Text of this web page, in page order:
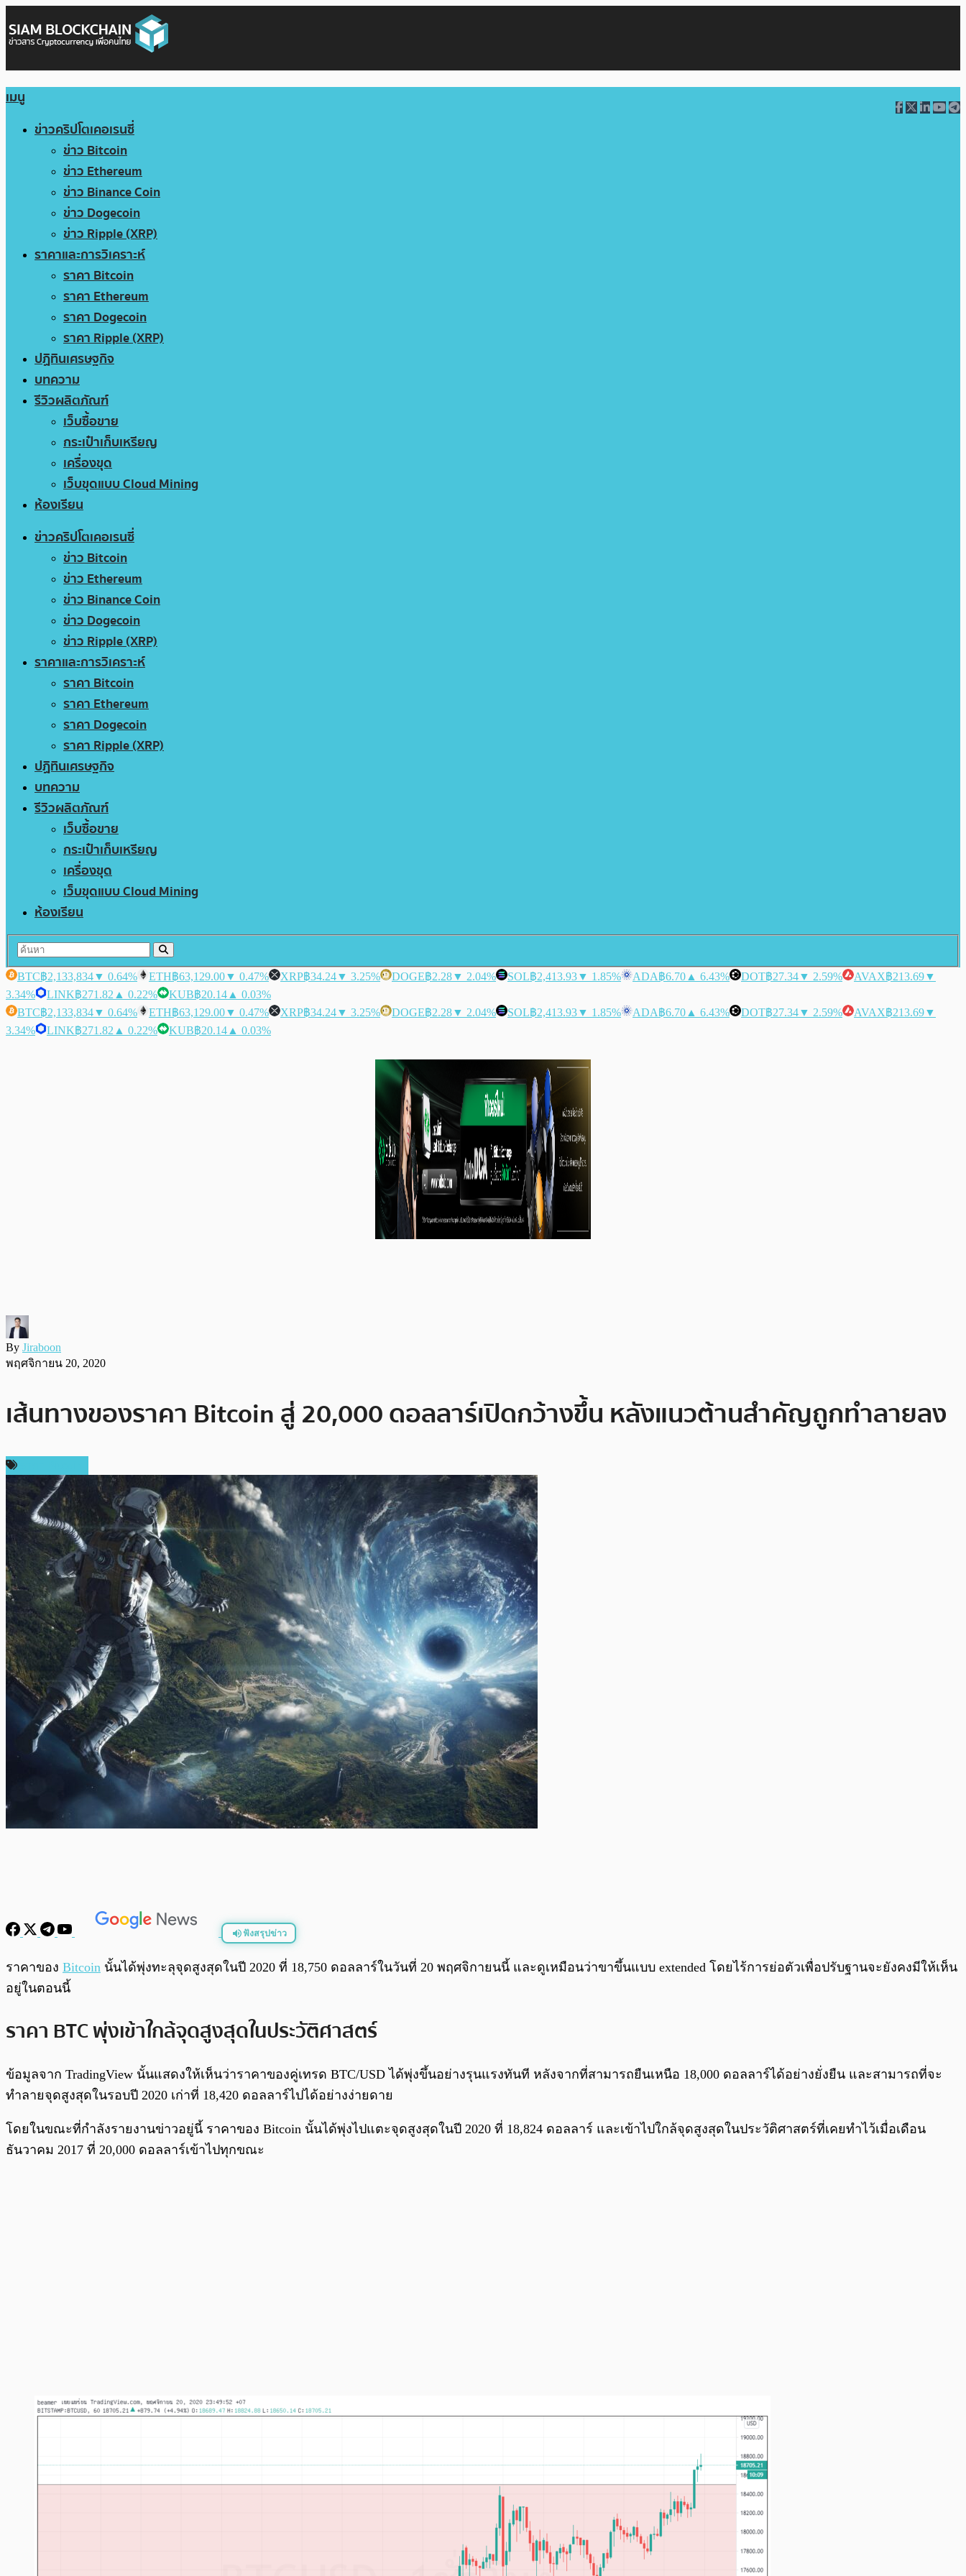
เมนู
ข่าวคริปโตเคอเรนซี่
ข่าว Bitcoin
ข่าว Ethereum
ข่าว Binance Coin
ข่าว Dogecoin
ข่าว Ripple (XRP)
ราคาและการวิเคราะห์
ราคา Bitcoin
ราคา Ethereum
ราคา Dogecoin
ราคา Ripple (XRP)
ปฏิทินเศรษฐกิจ
บทความ
รีวิวผลิตภัณฑ์
เว็บซื้อขาย
กระเป๋าเก็บเหรียญ
เครื่องขุด
เว็บขุดแบบ Cloud Mining
ห้องเรียน
ข่าวคริปโตเคอเรนซี่
ข่าว Bitcoin
ข่าว Ethereum
ข่าว Binance Coin
ข่าว Dogecoin
ข่าว Ripple (XRP)
ราคาและการวิเคราะห์
ราคา Bitcoin
ราคา Ethereum
ราคา Dogecoin
ราคา Ripple (XRP)
ปฏิทินเศรษฐกิจ
บทความ
รีวิวผลิตภัณฑ์
เว็บซื้อขาย
กระเป๋าเก็บเหรียญ
เครื่องขุด
เว็บขุดแบบ Cloud Mining
ห้องเรียน
BTC฿2,133,834▼ 0.64% ETH฿63,129.00▼ 0.47% XRP฿34.24▼ 3.25% DOGE฿2.28▼ 2.04% SOL฿2,413.93▼ 1.85% ADA฿6.70 ▲ 6.43% DOT฿27.34▼ 2.59% AVAX฿213.69▼
3.34%
LINK฿271.82 ▲ 0.22% KUB฿20.14 ▲ 0.03%
BTC฿2,133,834▼ 0.64% ETH฿63,129.00▼ 0.47% XRP฿34.24▼ 3.25% DOGE฿2.28▼ 2.04% SOL฿2,413.93▼ 1.85% ADA฿6.70 ▲ 6.43% DOT฿27.34▼ 2.59% AVAX฿213.69▼
3.34%
LINK฿271.82 ▲ 0.22% KUB฿20.14 ▲ 0.03%
By Jiraboon
พฤศจิกายน 20, 2020
เส้นทางของราคา Bitcoin สู่ 20,000 ดอลลาร์เปิดกว้างขึ้น หลังแนวต้านสำคัญถูกทำลายลง
ฟังสรุปข่าว
พร้อมเล่น /
ราคาของ Bitcoin นั้นได้พุ่งทะลุจุดสูงสุดในปี 2020 ที่ 18,750 ดอลลาร์ในวันที่ 20 พฤศจิกายนนี้ และดูเหมือนว่าขาขึ้นแบบ extended โดยไร้การย่อตัวเพื่อปรับฐานจะยังคงมีให้เห็น
อยู่ในตอนนี้
ราคา BTC พุ่งเข้าใกล้จุดสูงสุดในประวัติศาสตร์
ข้อมูลจาก TradingView นั้นแสดงให้เห็นว่าราคาของคู่เทรด BTC/USD ได้พุ่งขึ้นอย่างรุนแรงทันที หลังจากที่สามารถยืนเหนือ 18,000 ดอลลาร์ได้อย่างยั่งยืน และสามารถที่จะ
ทำลายจุดสูงสุดในรอบปี 2020 เก่าที่ 18,420 ดอลลาร์ไปได้อย่างง่ายดาย
โดยในขณะที่กำลังรายงานข่าวอยู่นี้ ราคาของ Bitcoin นั้นได้พุ่งไปแตะจุดสูงสุดในปี 2020 ที่ 18,824 ดอลลาร์ และเข้าไปใกล้จุดสูงสุดในประวัติศาสตร์ที่เคยทำไว้เมื่อเดือน
ธันวาคม 2017 ที่ 20,000 ดอลลาร์เข้าไปทุกขณะ